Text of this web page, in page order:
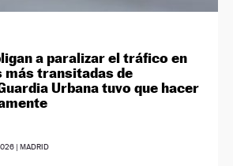
a paralizar el tráfico en
más transitadas de
Urbana tuvo que hacer
| MADRID